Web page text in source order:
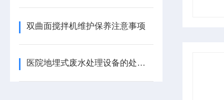
双曲面搅拌机维护保养注意事项
医院地埋式废水处理设备的处理原则